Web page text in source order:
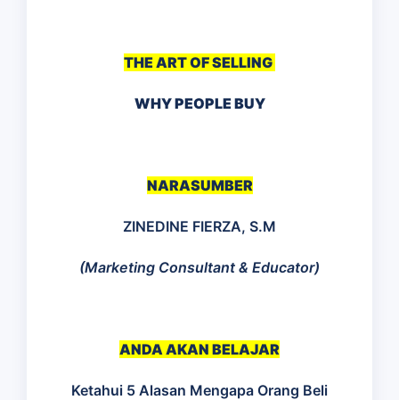
THE ART OF SELLING
WHY PEOPLE BUY
NARASUMBER
ZINEDINE FIERZA, S.M
(Marketing Consultant & Educator)
ANDA AKAN BELAJAR
Ketahui 5 Alasan Mengapa Orang Beli